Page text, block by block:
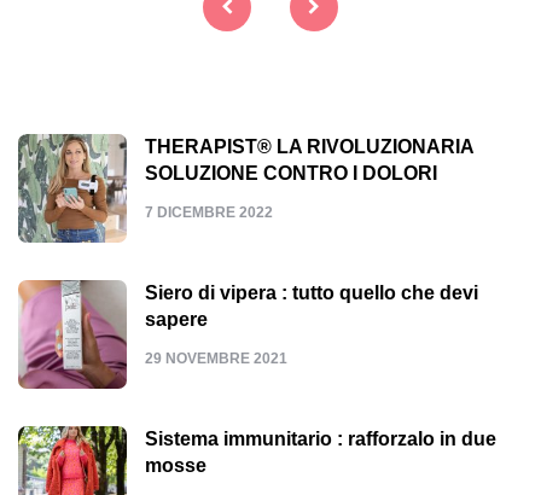
THERAPIST® LA RIVOLUZIONARIA
SOLUZIONE CONTRO I DOLORI
7 DICEMBRE 2022
Siero di vipera : tutto quello che devi
sapere
29 NOVEMBRE 2021
Sistema immunitario : rafforzalo in due
mosse